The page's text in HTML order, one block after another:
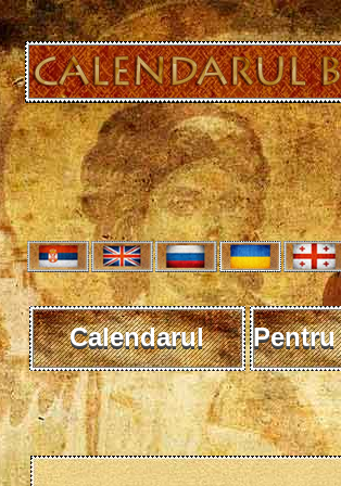
Calendarul